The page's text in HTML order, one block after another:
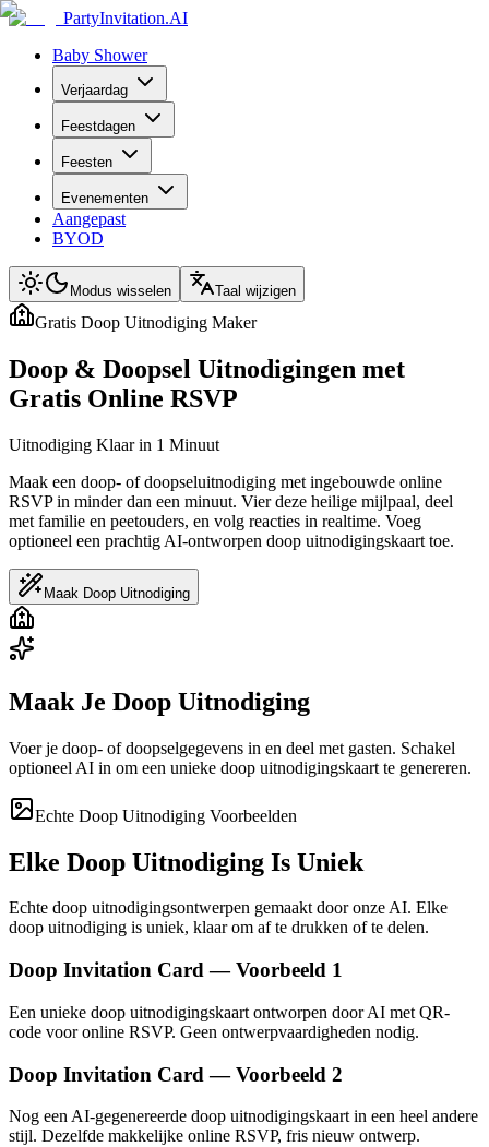
PartyInvitation.AI
Baby Shower
Verjaardag
Feestdagen
Feesten
Evenementen
Aangepast
BYOD
Modus wisselen Taal wijzigen
Gratis Doop Uitnodiging Maker
Doop & Doopsel Uitnodigingen met
Gratis Online RSVP
Uitnodiging Klaar in 1 Minuut
Maak een doop- of doopseluitnodiging met ingebouwde online
RSVP in minder dan een minuut. Vier deze heilige mijlpaal, deel
met familie en peetouders, en volg reacties in realtime. Voeg
optioneel een prachtig AI-ontworpen doop uitnodigingskaart toe.
Maak Doop Uitnodiging
Maak Je Doop Uitnodiging
Voer je doop- of doopselgegevens in en deel met gasten. Schakel
optioneel AI in om een unieke doop uitnodigingskaart te genereren.
Echte Doop Uitnodiging Voorbeelden
Elke Doop Uitnodiging Is Uniek
Echte doop uitnodigingsontwerpen gemaakt door onze AI. Elke
doop uitnodiging is uniek, klaar om af te drukken of te delen.
Doop Invitation Card — Voorbeeld 1
Een unieke doop uitnodigingskaart ontworpen door AI met QR-
code voor online RSVP. Geen ontwerpvaardigheden nodig.
Doop Invitation Card — Voorbeeld 2
Nog een AI-gegenereerde doop uitnodigingskaart in een heel andere
stijl. Dezelfde makkelijke online RSVP, fris nieuw ontwerp.